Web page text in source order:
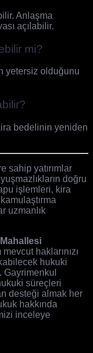
Anlaşma
açılabilir.
mi?
yetersiz olduğunu
bedelinin yeniden
sahip yatırımlar
doğru
işlemleri, kira
uzmanlık
haklarınızı
hukuki
Gayrimenkul
süreçleri
desteği almak her
hakkında
inceleye